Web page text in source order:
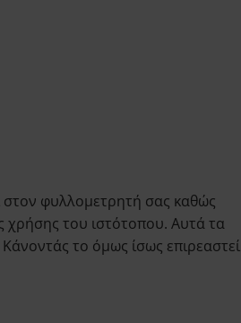
στον φυλλομετρητή σας καθώς
χρήσης του ιστότοπου. Αυτά τα
το όμως ίσως επιρεαστεί